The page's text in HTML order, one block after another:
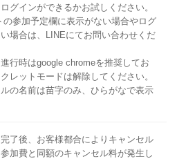
グインができるかお試しください。
の参加予定欄に表示がない場合やログ
場合は、LINEにてお問い合わせくだ
進行時はgoogle chromeを推奨してお
レットモードは解除してください。
ルの名前は苗字のみ、ひらがなで表示
了後、お客様都合によりキャンセル
加費と同額のキャンセル料が発生し